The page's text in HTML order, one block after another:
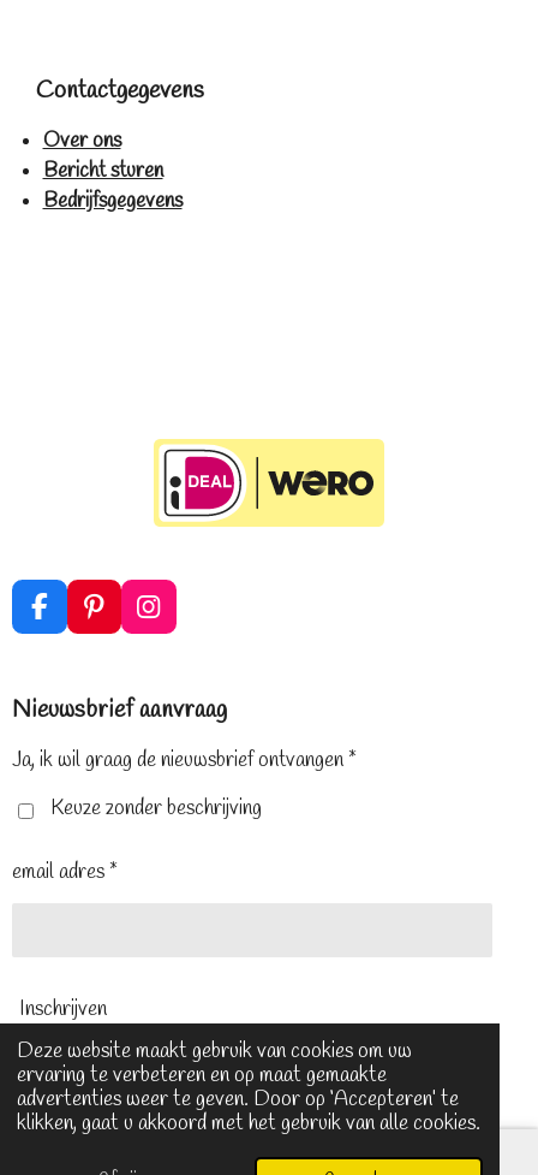
Deze website maakt gebruik van cookies om uw
ervaring te verbeteren en op maat gemaakte
advertenties weer te geven. Door op ‘Accepteren’ te
klikken, gaat u akkoord met het gebruik van alle cookies.
Contactgegevens
Over ons
Bericht sturen
Bedrijfsgegevens
F
a
b
o
P
i
e
e
t
I
n
a
r
m
Nieuwsbrief aanvraag
Ja, ik wil graag de nieuwsbrief ontvangen *
Keuze zonder beschrijving
email adres *
Inschrijven
© 2024 - 2026 Sansantique